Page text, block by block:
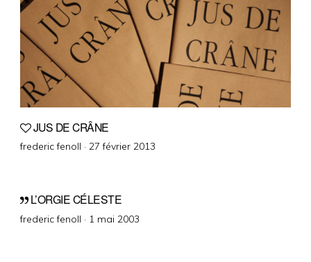
JUS DE CRÂNE
frederic fenoll · Posted
27 février 2013
L’ORGIE CÉLESTE
frederic fenoll · Posted
1 mai 2003